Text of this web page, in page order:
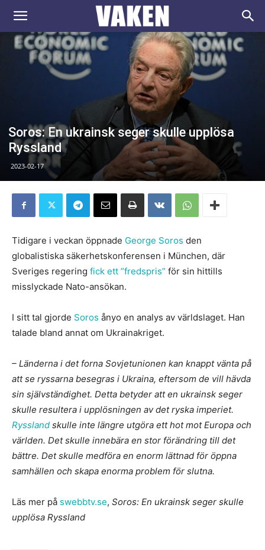
VAKEN.se
Soros: En ukrainsk seger skulle upplösa
Ryssland
2023-02-17
Tidigare i veckan öppnade George Soros den
globalistiska säkerhetskonferensen i München, där
Sveriges regering fick ett ”fredspris” för sin hittills
misslyckade Nato-ansökan.
I sitt tal gjorde Soros ånyo en analys av världslaget. Han
talade bland annat om Ukrainakriget.
– Länderna i det forna Sovjetunionen kan knappt vänta på
att se ryssarna besegras i Ukraina, eftersom de vill hävda
sin självständighet. Detta betyder att en ukrainsk seger
skulle resultera i upplösningen av det ryska imperiet.
Ryssland skulle inte längre utgöra ett hot mot Europa och
världen. Det skulle innebära en stor förändring till det
bättre. Det skulle medföra en enorm lättnad för öppna
samhällen och skapa enorma problem för slutna.
Läs mer på swebbtv.se, Soros: En ukrainsk seger skulle
upplösa Ryssland